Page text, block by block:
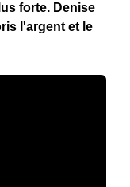
forte. Denise
l'argent et le